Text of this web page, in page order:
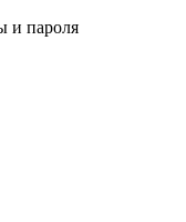
и пароля